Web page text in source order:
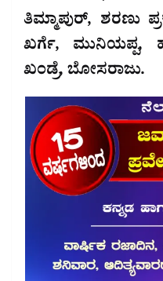
ತಿಮ್ಮಾಪುರ್, ಶರಣು
ಖರ್ಗೆ, ಮುನಿಯಪ್ಪ,
ಖಂಡ್ರೆ, ಬೋಸರಾಜು.